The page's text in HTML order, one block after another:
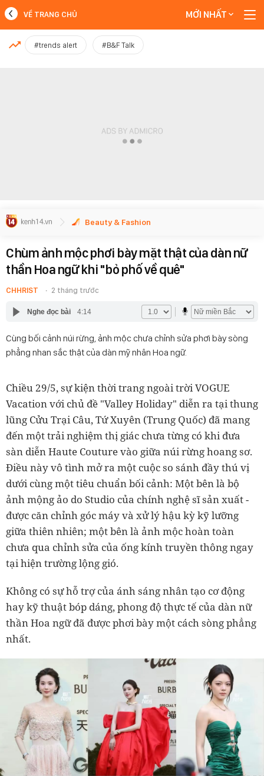
MỚI NHẤT
VỀ TRANG CHỦ MỚI NHẤT
#trends alert #B&F Talk
Beauty & Fashion
Chùm ảnh mộc phơi bày mặt thật của dàn nữ
thần Hoa ngữ khi "bỏ phố về quê"
CHHRIST 2 tháng trước
Nghe đọc bài 4:14
Cùng bối cảnh núi rừng, ảnh mộc chưa chỉnh sửa phơi bày sòng
phẳng nhan sắc thật của dàn mỹ nhân Hoa ngữ.
Chiều 29/5, sự kiện thời trang ngoài trời VOGUE
Vacation với chủ đề "Valley Holiday" diễn ra tại thung
lũng Cửu Trại Câu, Tứ Xuyên (Trung Quốc) đã mang
đến một trải nghiệm thị giác chưa từng có khi đưa
sàn diễn Haute Couture vào giữa núi rừng hoang sơ.
Điều này vô tình mở ra một cuộc so sánh đầy thú vị
dưới cùng một tiêu chuẩn bối cảnh: Một bên là bộ
ảnh mộng ảo do Studio của chính nghệ sĩ sản xuất -
được căn chỉnh góc máy và xử lý hậu kỳ kỹ lưỡng
giữa thiên nhiên; một bên là ảnh mộc hoàn toàn
chưa qua chỉnh sửa của ống kính truyền thông ngay
tại hiện trường lộng gió.
Không có sự hỗ trợ của ánh sáng nhân tạo cơ động
hay kỹ thuật bóp dáng, phong độ thực tế của dàn nữ
thần Hoa ngữ đã được phơi bày một cách sòng phẳng
nhất.